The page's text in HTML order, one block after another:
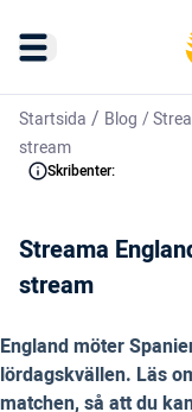
Startsida / Blog /
stream
Skribenter:
Streama
stream
England möter
lördagskvällen. Läs
matchen, så att du